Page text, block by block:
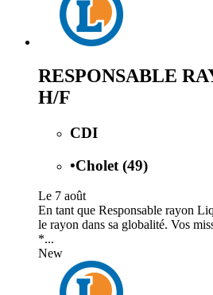
RESPONSABLE
H/F
CDI
•Cholet (49)
Le 7 août
En tant que Responsable rayon
le rayon dans sa globalité. Vos
*...
New